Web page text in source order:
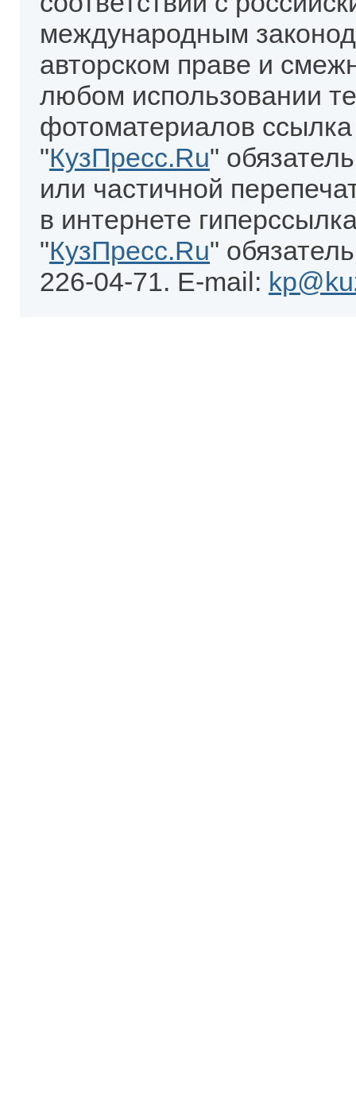
международным
авторском праве и
любом использовании
фотоматериалов
"КузПресс.Ru"
или частичной
в интернете
"КузПресс.Ru"
226-04-71. E-mail: